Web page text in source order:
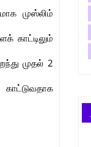
முஸ்லிம்
காட்டிலும்
முதல் 2